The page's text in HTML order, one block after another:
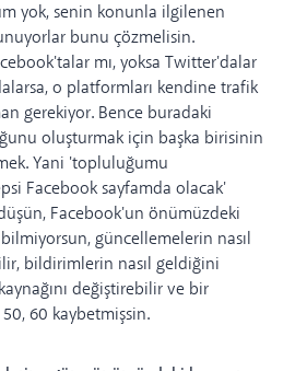
yok, senin konunla ilgilenen
bunu çözmelisin.
mı, yoksa Twitter'dalar
o platformları kendine trafik
gerekiyor. Bence buradaki
oluşturmak için başka birisinin
Yani 'topluluğumu
Facebook sayfamda olacak'
Facebook'un önümüzdeki
güncellemelerin nasıl
bildirimlerin nasıl geldiğini
değiştirebilir ve bir
50, 60 kaybetmişsin.